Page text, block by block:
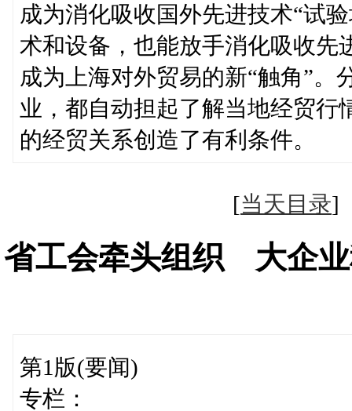
成为消化吸收国外先进技术“试
术和设备，也能放手消化吸收先
成为上海对外贸易的新“触角”
业，都自动担起了解当地经贸行
的经贸关系创造了有利条件。
[当天目录
省工会牵头组织 大企业
第1版(要闻)
专栏：